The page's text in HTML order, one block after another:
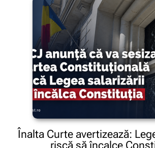
Înalta Curte avertizează:
riscă să încalce